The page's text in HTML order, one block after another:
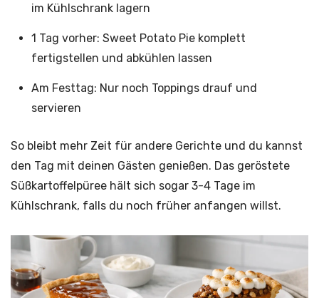
im Kühlschrank lagern
1 Tag vorher: Sweet Potato Pie komplett
fertigstellen und abkühlen lassen
Am Festtag: Nur noch Toppings drauf und
servieren
So bleibt mehr Zeit für andere Gerichte und du kannst
den Tag mit deinen Gästen genießen. Das geröstete
Süßkartoffelpüree hält sich sogar 3-4 Tage im
Kühlschrank, falls du noch früher anfangen willst.